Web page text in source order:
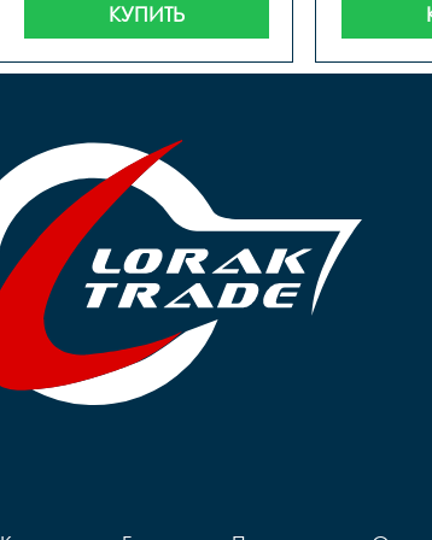
КУПИТЬ